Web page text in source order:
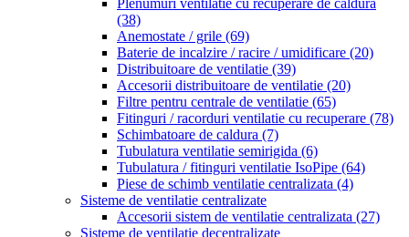
Plenumuri ventilatie cu recuperare de caldura
(38)
Anemostate / grile (69)
Baterie de incalzire / racire / umidificare (20)
Distribuitoare de ventilatie (39)
Accesorii distribuitoare de ventilatie (20)
Filtre pentru centrale de ventilatie (65)
Fitinguri / racorduri ventilatie cu recuperare (78)
Schimbatoare de caldura (7)
Tubulatura ventilatie semirigida (6)
Tubulatura / fitinguri ventilatie IsoPipe (64)
Piese de schimb ventilatie centralizata (4)
Sisteme de ventilatie centralizate
Accesorii sistem de ventilatie centralizata (27)
Sisteme de ventilatie decentralizate